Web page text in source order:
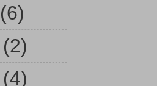
(6)
(2)
(4)